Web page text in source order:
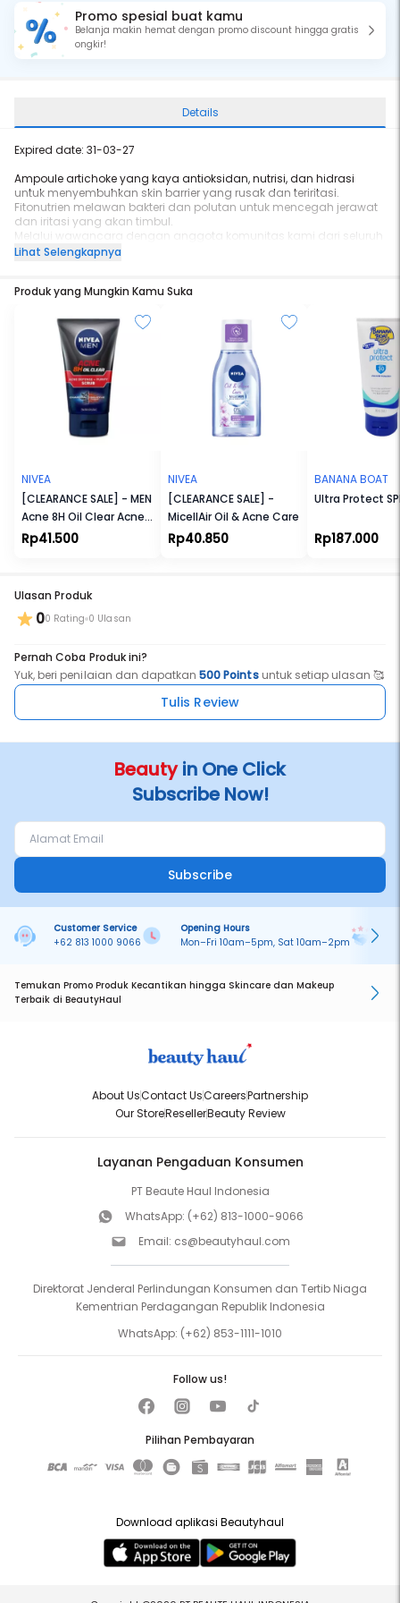
Promo spesial buat kamu
Belanja makin hemat dengan promo discount hingga gratis
ongkir!
Details
Expired date: 31-03-27
Ampoule artichoke yang kaya antioksidan, nutrisi, dan hidrasi
untuk menyembuhkan skin barrier yang rusak dan teriritasi.
Fitonutrien melawan bakteri dan polutan untuk mencegah jerawat
dan iritasi yang akan timbul.
Melalui wawancara dengan anggota komunitas kami dari seluruh
dunia, kami terinspirasi untuk membuat produk yang dapat
untuk membuat produk yang akan menjadi kunci penting dalam
memformulasikan Artichoke Intensive Skin Barrier Ampoule dengan
bahan-bahan yang dapat memperkuat dan menjaga skin barrier
sehingga mencegah masalah kulit, menghasilkan kulit yang lebih
baik dan lebih sehat. Manfaat utama
- Memperbaiki warna kulit yang tidak merata
- Mengurangi flek, bintik hitam, dan bekas jerawat
- Menghaluskan dan mencerahkan kulit
Lihat Selengkapnya
Produk yang Mungkin Kamu Suka
NIVEA
[CLEARANCE SALE] - MEN
Acne 8H Oil Clear Acne
Defense + Purify Scrub
Rp41.500
NIVEA
[CLEARANCE SALE] -
MicellAir Oil & Acne Care
Rp40.850
BANANA BOAT
Ultra Protect
Rp187.000
Ulasan Produk
00 Rating 0 Ulasan
Pernah Coba Produk ini?
Yuk, beri penilaian dan dapatkan500 Pointsuntuk setiap ulasan 🥰
Tulis Review
Beautyin One Click
Subscribe Now!
Subscribe
Customer Service
+62 813 1000 9066
Opening Hours
Mon–Fri 10am–5pm, Sat 10am–2pm
Temukan Promo Produk Kecantikan hingga Skincare dan Makeup
Terbaik di BeautyHaul
About UsContact UsCareersPartnership
Our StoreResellerBeauty Review
Layanan Pengaduan Konsumen
PT Beaute Haul Indonesia
WhatsApp: (+62) 813-1000-9066
Email: cs@beautyhaul.com
Direktorat Jenderal Perlindungan Konsumen dan Tertib Niaga
Kementrian Perdagangan Republik Indonesia
WhatsApp: (+62) 853-1111-1010
Pilihan Pembayaran
Follow us!
Download aplikasi Beautyhaul